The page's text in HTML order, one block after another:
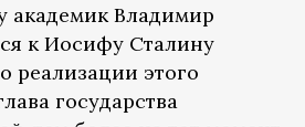
академик Владимир
к Иосифу Сталину
реализации этого
государства